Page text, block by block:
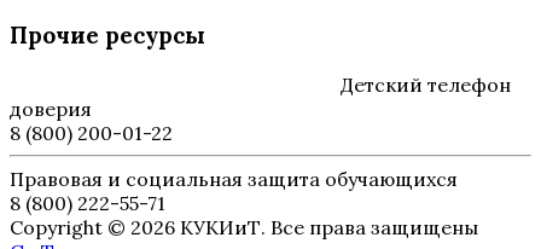
Прочие ресурсы
Детский телефон
доверия
8 (800) 200-01-22
Правовая и социальная защита обучающихся
8 (800) 222-55-71
Copyright © 2026 КУКИиТ. Все права защищены